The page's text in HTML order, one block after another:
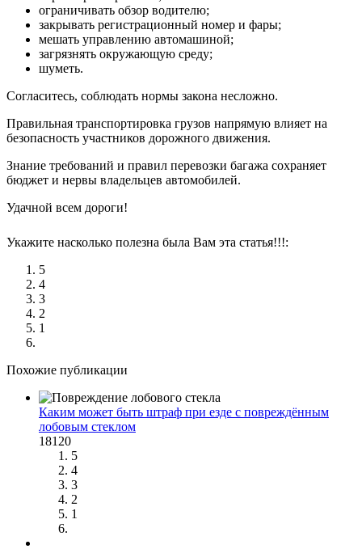
ограничивать обзор водителю;
закрывать регистрационный номер и фары;
мешать управлению автомашиной;
загрязнять окружающую среду;
шуметь.
Согласитесь, соблюдать нормы закона несложно.
Правильная транспортировка грузов напрямую влияет на
безопасность участников дорожного движения.
Знание требований и правил перевозки багажа сохраняет
бюджет и нервы владельцев автомобилей.
Удачной всем дороги!
Укажите насколько полезна была Вам эта статья!!!:
5
4
3
2
1
Похожие публикации
Каким может быть штраф при езде с повреждённым
лобовым стеклом
18120
5
4
3
2
1